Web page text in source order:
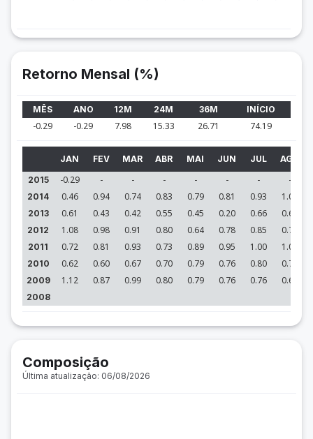
Retorno Mensal (%)
MÊS ANO 12M 24M 36M INÍCIO
-0.29 -0.29 7.98 15.33 26.71 74.19
JAN FEV MAR ABR MAI JUN JUL AGO
2015
-0.29 - - - - - - -
2014 0.46 0.94 0.74 0.83 0.79 0.81 0.93 1.04
2013 0.61 0.43 0.42 0.55 0.45 0.20 0.66 0.63
2012 1.08 0.98 0.91 0.80 0.64 0.78 0.85 0.76
2011 0.72 0.81 0.93 0.73 0.89 0.95 1.00 1.06
2010 0.62 0.60 0.67 0.70 0.79 0.76 0.80 0.74
2009 1.12 0.87 0.99 0.80 0.79 0.76 0.76 0.67
2008
Composição
Última atualização: 06/08/2026